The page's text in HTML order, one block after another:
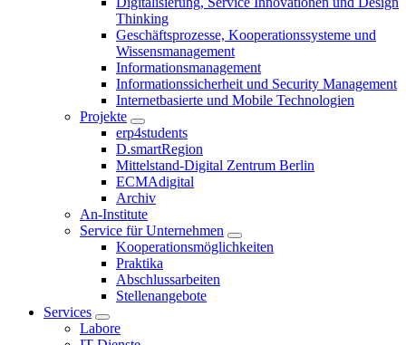
Thinking
Geschäftsprozesse, Kooperationssysteme und
Wissensmanagement
Informationsmanagement
Informationssicherheit und Security Management
Internetbasierte und Mobile Technologien
Projekte
erp4students
D.smartRegion
Mittelstand-Digital Zentrum Berlin
ECMAdigital
Archiv
An-Institute
Service für Unternehmen
Kooperationsmöglichkeiten
Praktika
Abschlussarbeiten
Stellenangebote
Services
Labore